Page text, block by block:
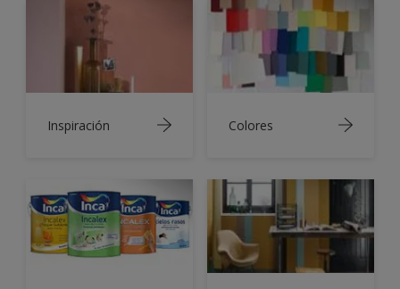
Inspiración Colores